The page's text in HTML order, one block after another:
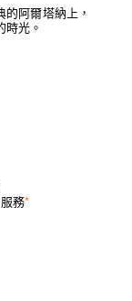
阿爾塔納上，
光。
務*